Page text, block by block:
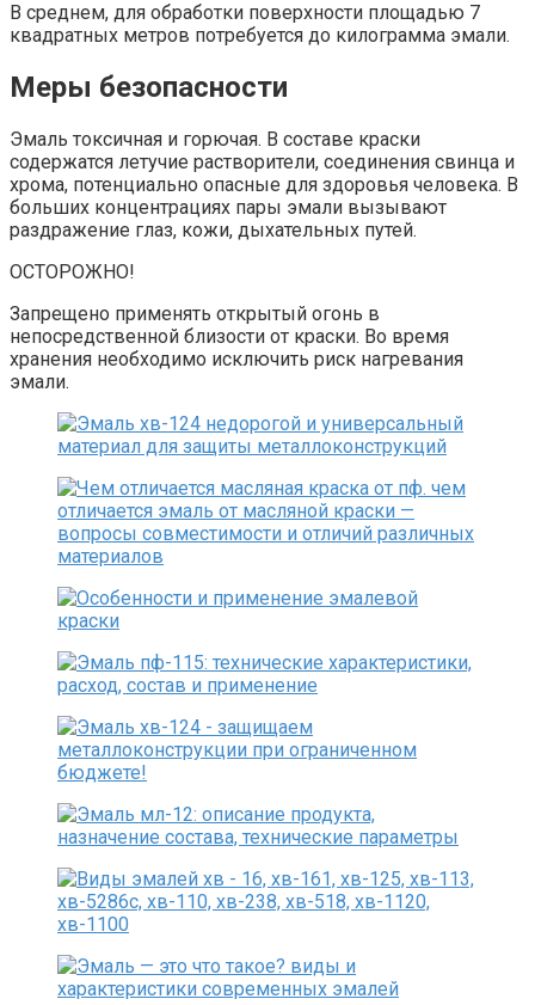
В среднем, для обработки поверхности площадью 7
квадратных метров потребуется до килограмма эмали.
Меры безопасности
Эмаль токсичная и горючая. В составе краски
содержатся летучие растворители, соединения свинца и
хрома, потенциально опасные для здоровья человека. В
больших концентрациях пары эмали вызывают
раздражение глаз, кожи, дыхательных путей.
ОСТОРОЖНО!
Запрещено применять открытый огонь в
непосредственной близости от краски. Во время
хранения необходимо исключить риск нагревания
эмали.